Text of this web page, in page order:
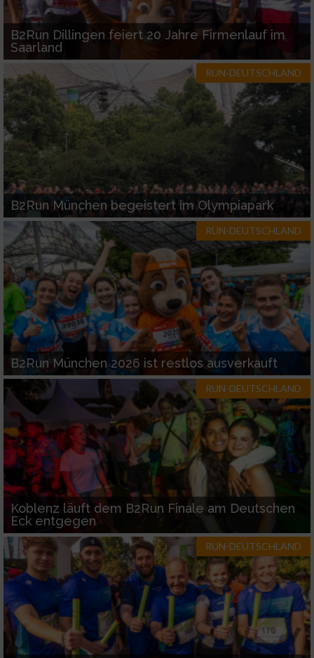
B2Run Dillingen feiert 20 Jahre Firmenlauf im
Saarland
RUN-DEUTSCHLAND
B2Run München begeistert im Olympiapark
RUN-DEUTSCHLAND
B2Run München 2026 ist restlos ausverkauft
RUN-DEUTSCHLAND
Koblenz läuft dem B2Run Finale am Deutschen
Eck entgegen
RUN-DEUTSCHLAND